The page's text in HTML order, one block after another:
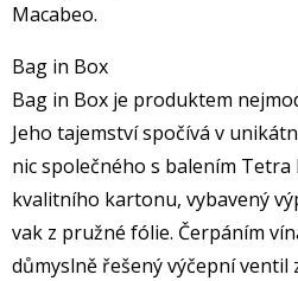
Macabeo.
Bag in Box
Bag in Box je produktem
Jeho tajemství spočívá v
nic společného s balením Tetra
kvalitního kartonu, vybavený
vak z pružné fólie. Čerpáním
důmyslně řešený výčepní